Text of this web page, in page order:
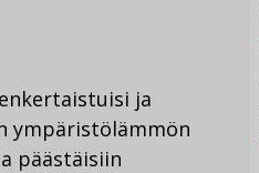
ja
ympäristölämmön
päästäisiin